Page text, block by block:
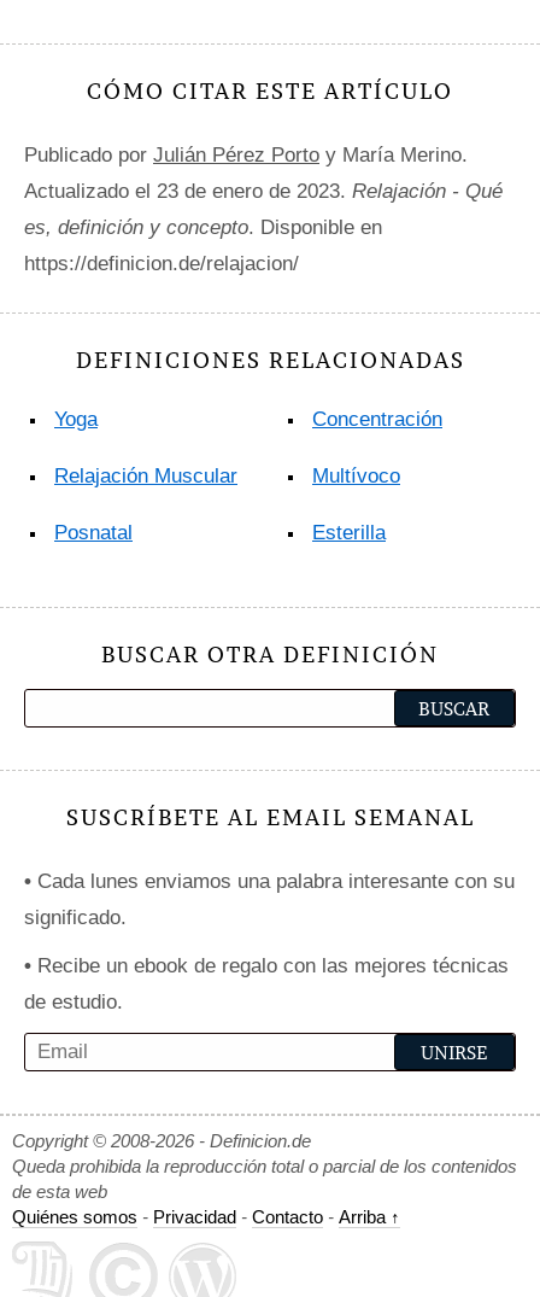
CÓMO CITAR ESTE ARTÍCULO
Publicado por Julián Pérez Porto y María Merino.
Actualizado el 23 de enero de 2023. Relajación - Qué
es, definición y concepto. Disponible en
https://definicion.de/relajacion/
DEFINICIONES RELACIONADAS
Yoga
Relajación Muscular
Posnatal
Concentración
Multívoco
Esterilla
BUSCAR OTRA DEFINICIÓN
SUSCRÍBETE AL EMAIL SEMANAL
• Cada lunes enviamos una palabra interesante con su
significado.
• Recibe un ebook de regalo con las mejores técnicas
de estudio.
Copyright © 2008-2026 - Definicion.de
Queda prohibida la reproducción total o parcial de los contenidos
de esta web
Quiénes somos - Privacidad - Contacto - Arriba ↑